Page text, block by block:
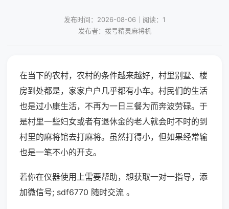
发布时间：2026-08-06｜阅读：1
发布者：拨号精灵麻将机
在当下的农村，农村的条件越来越好，村里别墅、楼
房到处都是，家家户户几乎都有小车。村民们的生活
也是过小康生活，不再为一日三餐为而奔波劳碌。于
是村里一些妇女或者有退休金的老人就会时不时的到
村里的麻将馆去打麻将。虽然打得小，但如果经常输
也是一笔不小的开支。
若你在仪器使用上需要帮助，想获取一对一指导，添
加微信号; sdf6770 随时交流 。